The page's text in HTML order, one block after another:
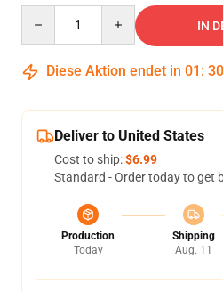
IN
Diese Aktion endet in 01 : 30
Deliver to United States
Cost to ship:$6.99
Standard - Order today to get
Production
Today
Shipping
Aug. 11